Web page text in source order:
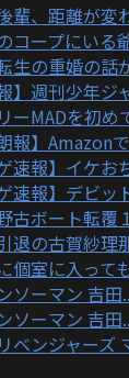
輩、距離が変
コープにいる
生の重婚の話
報】週刊少年
ーMADを初め
報】Amazon
ゲ速報】イケ
ゲ速報】デビ
野古ボート転
退の古賀紗理
個室に入って
ソーマン 吉
ソーマン 吉
ベンジャーズ